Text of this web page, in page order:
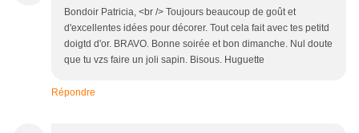
Bondoir Patricia, <br /> Toujours beaucoup de goût et
d'excellentes idées pour décorer. Tout cela fait avec tes petitd
doigtd d'or. BRAVO. Bonne soirée et bon dimanche. Nul doute
que tu vzs faire un joli sapin. Bisous. Huguette
Répondre